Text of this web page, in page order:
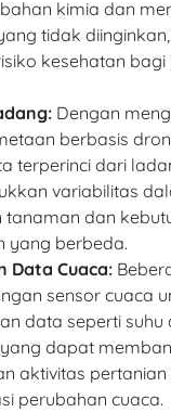
kimia dan
tidak
kesehatan bagi
Dengan
berbasis
terperinci dari
variabilitas
tanaman dan
yang berbeda.
Data Cuaca:
sensor cuaca
data seperti suhu
dapat
aktivitas pertanian
perubahan cuaca.